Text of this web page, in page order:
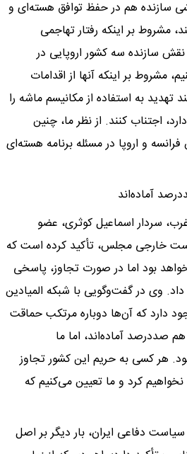
سازنده هم در حفظ توافق هسته‌ای و
مشروط بر اینکه رفتار تهاجمی
نقش سازنده سه کشور اروپایی در
مشروط بر اینکه آنها از اقدامات
تهدید به استفاده از مکانیسم ماشه را
اجتناب کنند. از نظر ما، چنین
و اروپا در مسئله برنامه هسته‌ای
آماده‌اند
سردار اسماعیل کوثری، عضو
خارجی مجلس، تأکید کرده است که
بود اما در صورت تجاوز، پاسخی
وی در گفت‌وگویی با شبکه المیادین
دارد که آن‌ها دوباره مرتکب حماقت
صددرصد آماده‌اند، اما ما
هر کسی به حریم این کشور تجاوز
کرد و ما تعیین می‌کنیم که
دفاعی ایران، بار دیگر بر اصل